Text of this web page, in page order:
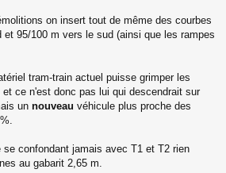
on insert tout de même des courbes
et 95/100 m vers le sud (ainsi que les rampes
tram-train actuel puisse grimper les
ce n'est donc pas lui qui descendrait sur
un nouveau véhicule plus proche des
se confondant jamais avec T1 et T2 rien
au gabarit 2,65 m.